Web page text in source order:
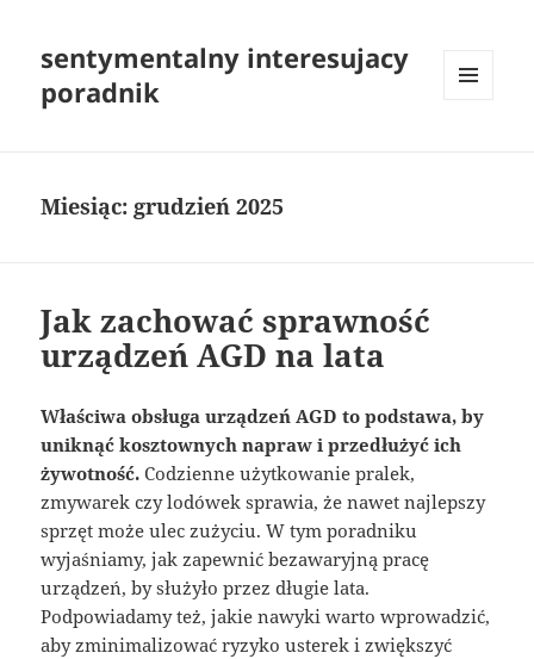
sentymentalny interesujacy
poradnik
Miesiąc: grudzień 2025
Jak zachować sprawność
urządzeń AGD na lata
Właściwa obsługa urządzeń AGD to podstawa, by
uniknąć kosztownych napraw i przedłużyć ich
żywotność. Codzienne użytkowanie pralek,
zmywarek czy lodówek sprawia, że nawet najlepszy
sprzęt może ulec zużyciu. W tym poradniku
wyjaśniamy, jak zapewnić bezawaryjną pracę
urządzeń, by służyło przez długie lata.
Podpowiadamy też, jakie nawyki warto wprowadzić,
aby zminimalizować ryzyko usterek i zwiększyć